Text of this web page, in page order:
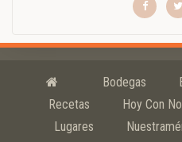
Bodegas
Recetas
Hoy Con
Lugares